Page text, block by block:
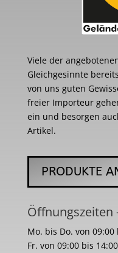
Viele der
Gleichgesinnte
von uns guten
freier Importeur
ein und besorgen
Artikel.
PRODUKTE
Öffnungszeiten
Mo. bis Do. von
Fr. von 09:00 bis